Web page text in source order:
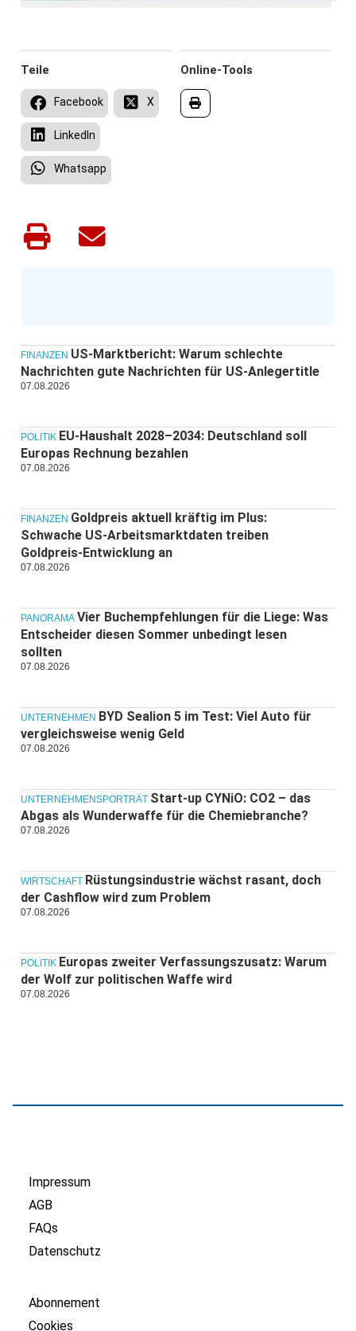
Online-Tools
Teile
Facebook X
LinkedIn
Whatsapp
FINANZEN US-Marktbericht: Warum schlechte
Nachrichten gute Nachrichten für US-Anlegertitle
07.08.2026
POLITIK EU-Haushalt 2028–2034: Deutschland soll
Europas Rechnung bezahlen
07.08.2026
FINANZEN Goldpreis aktuell kräftig im Plus:
Schwache US-Arbeitsmarktdaten treiben
Goldpreis-Entwicklung an
07.08.2026
PANORAMA Vier Buchempfehlungen für die Liege: Was
Entscheider diesen Sommer unbedingt lesen
sollten
07.08.2026
UNTERNEHMEN BYD Sealion 5 im Test: Viel Auto für
vergleichsweise wenig Geld
07.08.2026
UNTERNEHMENSPORTRÄT Start-up CYNiO: CO2 – das
Abgas als Wunderwaffe für die Chemiebranche?
07.08.2026
WIRTSCHAFT Rüstungsindustrie wächst rasant, doch
der Cashflow wird zum Problem
07.08.2026
POLITIK Europas zweiter Verfassungszusatz: Warum
der Wolf zur politischen Waffe wird
07.08.2026
Impressum
AGB
FAQs
Datenschutz
Abonnement
Cookies